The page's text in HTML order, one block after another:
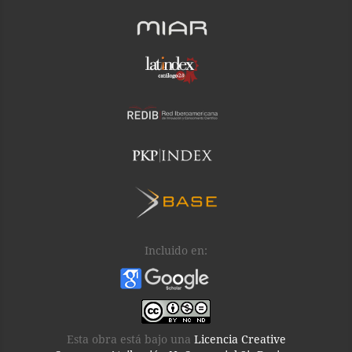
Incluido en:
Esta obra está bajo una Licencia Creative